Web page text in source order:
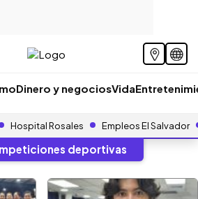
Dinero y negociosVida
Hospital Rosales Empleos El Salvador
deportivas